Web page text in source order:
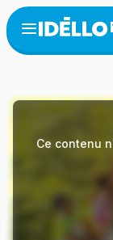
Aller
au
contenu
Open
menu
Ce contenu